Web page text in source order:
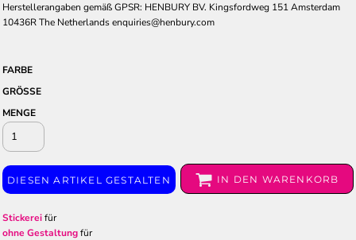
Herstellerangaben gemäß GPSR: HENBURY BV. Kingsfordweg 151 Amsterdam
10436R The Netherlands enquiries@henbury.com
FARBE
GRÖSSE
MENGE
DIESEN ARTIKEL GESTALTEN IN DEN WARENKORB
Stickereifür
ohne Gestaltungfür